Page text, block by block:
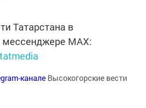
Татарстана в
мессенджере MАХ:
канале Высокогорские вести